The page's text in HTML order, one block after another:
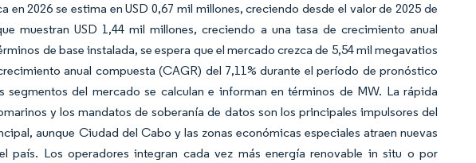
2026 se estima en USD 0,67 mil millones, creciendo desde el valor de 2025 de
muestran USD 1,44 mil millones, creciendo a una tasa de crecimiento anual
de base instalada, se espera que el mercado crezca de 5,54 mil megavatios
anual compuesta (CAGR) del 7,11% durante el período de pronóstico
segmentos del mercado se calculan e informan en términos de MW. La rápida
y los mandatos de soberanía de datos son los principales impulsores del
aunque Ciudad del Cabo y las zonas económicas especiales atraen nuevas
país. Los operadores integran cada vez más energía renovable in situ o por